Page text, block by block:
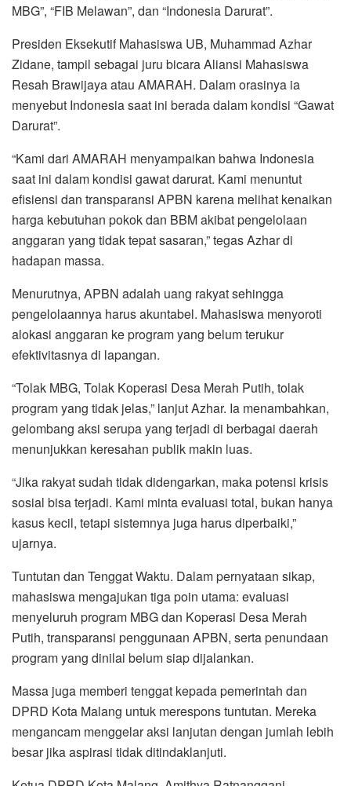
MBG”, “FIB Melawan”, dan “Indonesia Darurat”.
Presiden Eksekutif Mahasiswa UB, Muhammad Azhar
Zidane, tampil sebagai juru bicara Aliansi Mahasiswa
Resah Brawijaya atau AMARAH. Dalam orasinya ia
menyebut Indonesia saat ini berada dalam kondisi “Gawat
Darurat”.
“Kami dari AMARAH menyampaikan bahwa Indonesia
saat ini dalam kondisi gawat darurat. Kami menuntut
efisiensi dan transparansi APBN karena melihat kenaikan
harga kebutuhan pokok dan BBM akibat pengelolaan
anggaran yang tidak tepat sasaran,” tegas Azhar di
hadapan massa.
Menurutnya, APBN adalah uang rakyat sehingga
pengelolaannya harus akuntabel. Mahasiswa menyoroti
alokasi anggaran ke program yang belum terukur
efektivitasnya di lapangan.
“Tolak MBG, Tolak Koperasi Desa Merah Putih, tolak
program yang tidak jelas,” lanjut Azhar. Ia menambahkan,
gelombang aksi serupa yang terjadi di berbagai daerah
menunjukkan keresahan publik makin luas.
“Jika rakyat sudah tidak didengarkan, maka potensi krisis
sosial bisa terjadi. Kami minta evaluasi total, bukan hanya
kasus kecil, tetapi sistemnya juga harus diperbaiki,”
ujarnya.
Tuntutan dan Tenggat Waktu. Dalam pernyataan sikap,
mahasiswa mengajukan tiga poin utama: evaluasi
menyeluruh program MBG dan Koperasi Desa Merah
Putih, transparansi penggunaan APBN, serta penundaan
program yang dinilai belum siap dijalankan.
Massa juga memberi tenggat kepada pemerintah dan
DPRD Kota Malang untuk merespons tuntutan. Mereka
mengancam menggelar aksi lanjutan dengan jumlah lebih
besar jika aspirasi tidak ditindaklanjuti.